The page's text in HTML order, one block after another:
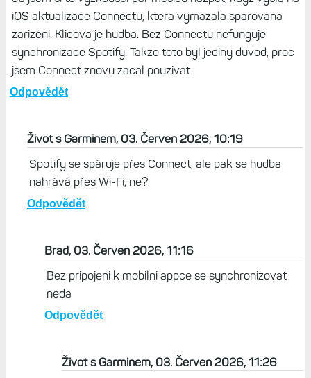
Život s Garminem, 04. Červen 2026, 21:19
To potvrzuje i moje zkušenosti, a když je aktivní
Live Tracking, tak je to cca 11 % s AOD.
Odpovědět
Brad, 03. Červen 2026, 10:15
Ja jsem si to vyzkousel par mesicu nazpet, kdyz vysla na
iOS aktualizace Connectu, ktera vymazala sparovana
zarizeni. Klicova je hudba. Bez Connectu nefunguje
jsem Connect znovu zacal pouzivat
Život s Garminem, 03. Červen 2026, 10:19
nahrává přes Wi-Fi, ne?